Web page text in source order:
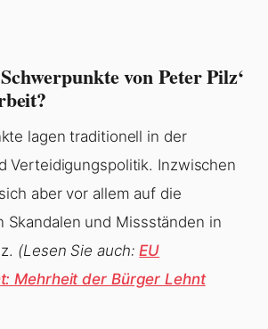
von Peter Pilz‘
lagen traditionell in der
Verteidigungspolitik. Inzwischen
aber vor allem auf die
Skandalen und Missständen in
(Lesen Sie auch:EU
Mehrheit der Bürger Lehnt